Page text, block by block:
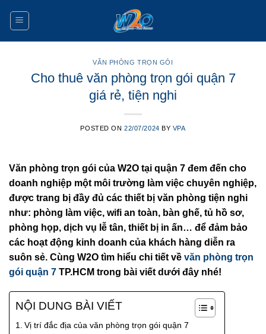
VĂN PHÒNG TRỌN GÓI
Cho thuê văn phòng trọn gói quận 7
giá rẻ, tiện nghi
POSTED ON22/07/2024 BY VPA
Văn phòng trọn gói của W2O tại quận 7 đem đến cho
doanh nghiệp một môi trường làm việc chuyên nghiệp,
được trang bị đầy đủ các thiết bị văn phòng tiện nghi
như: phòng làm việc, wifi an toàn, bàn ghế, tủ hồ sơ,
phòng họp, dịch vụ lễ tân, thiết bị in ấn… để đảm bảo
các hoạt động kinh doanh của khách hàng diễn ra
suôn sẻ. Cùng W2O tìm hiểu chi tiết về văn phòng trọn
gói quận 7 TP.HCM trong bài viết dưới đây nhé!
NỘI DUNG BÀI VIẾT
Vị trí đắc địa của văn phòng trọn gói quận 7